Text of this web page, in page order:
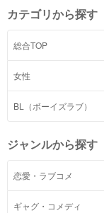
カテゴリから探す
総合TOP
女性
BL（ボーイズラブ）
ジャンルから探す
恋愛・ラブコメ
ギャグ・コメディ